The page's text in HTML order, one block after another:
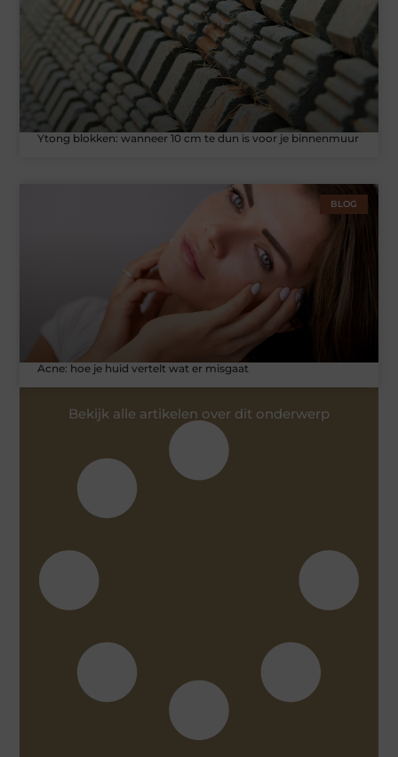
Ytong blokken: wanneer 10 cm te dun is voor je binnenmuur
BLOG
Acne: hoe je huid vertelt wat er misgaat
Bekijk alle artikelen over dit onderwerp